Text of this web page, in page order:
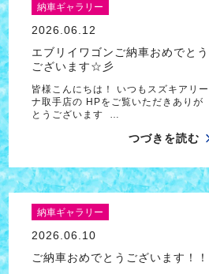
納車ギャラリー
2026.06.12
エブリイワゴンご納車おめでとう
ございます☆彡
皆様こんにちは！ いつもスズキアリー
ナ取手店の HPをご覧いただきありが
とうございます …
つづきを読む
納車ギャラリー
2026.06.10
ご納車おめでとうございます！！